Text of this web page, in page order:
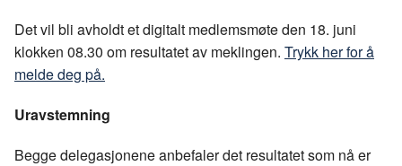
Det vil bli avholdt et digitalt medlemsmøte den 18. juni
klokken 08.30 om resultatet av meklingen. Trykk her for å
melde deg på.
Uravstemning
Begge delegasjonene anbefaler det resultatet som nå er